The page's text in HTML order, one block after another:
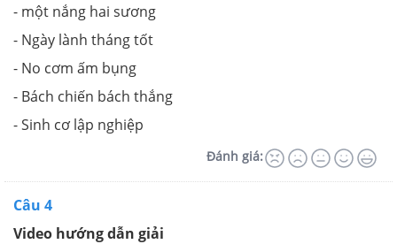
- một nắng hai sương
- Ngày lành tháng tốt
- No cơm ấm bụng
- Bách chiến bách thắng
- Sinh cơ lập nghiệp
Đánh giá:
Câu 4
Video hướng dẫn giải